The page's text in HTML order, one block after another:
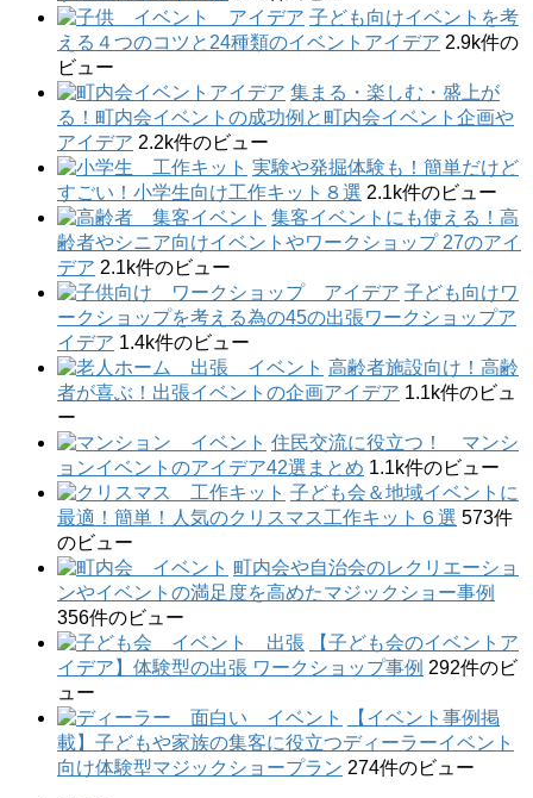
子ども向けイベントを考
える４つのコツと24種類のイベントアイデア 2.9k件の
ビュー
集まる・楽しむ・盛上が
る！町内会イベントの成功例と町内会イベント企画や
アイデア 2.2k件のビュー
実験や発掘体験も！簡単だけど
すごい！小学生向け工作キット８選 2.1k件のビュー
集客イベントにも使える！高
齢者やシニア向けイベントやワークショップ 27のアイ
デア 2.1k件のビュー
子ども向けワ
ークショップを考える為の45の出張ワークショップア
イデア 1.4k件のビュー
高齢者施設向け！高齢
者が喜ぶ！出張イベントの企画アイデア 1.1k件のビュ
ー
住民交流に役立つ！ マンシ
ョンイベントのアイデア42選まとめ 1.1k件のビュー
子ども会＆地域イベントに
最適！簡単！人気のクリスマス工作キット６選 573件
のビュー
町内会や自治会のレクリエーショ
ンやイベントの満足度を高めたマジックショー事例
356件のビュー
【子ども会のイベントア
イデア】体験型の出張 ワークショップ事例 292件のビ
ュー
【イベント事例掲
載】子どもや家族の集客に役立つディーラーイベント
向け体験型マジックショープラン 274件のビュー